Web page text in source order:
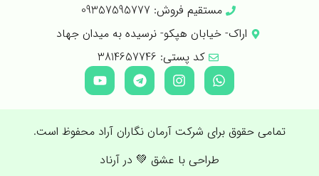
مستقیم فروش: 09357595777
اراک- خیابان هپکو- نرسیده به میدان جهاد
کد پستی: 3814657746
تمامی حقوق برای شرکت آرمان نگاران آراد محفوظ است.
طراحی با عشق 💚 در آرناد